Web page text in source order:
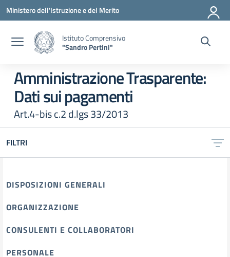
Vai ai contenuti
Vai al menu di navigazione
Vai al footer
Ministero dell'Istruzione e del Merito
Istituto Comprensivo
"Sandro Pertini"
Amministrazione Trasparente:
Dati sui pagamenti
Art.4-bis c.2 d.lgs 33/2013
FILTRI
DISPOSIZIONI GENERALI
ORGANIZZAZIONE
CONSULENTI E COLLABORATORI
PERSONALE